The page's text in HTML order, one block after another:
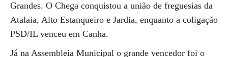
Grandes. O Chega conquistou a união de freguesias da
Atalaia, Alto Estanqueiro e Jardia, enquanto a coligação
PSD/IL venceu em Canha.
Já na Assembleia Municipal o grande vencedor foi o